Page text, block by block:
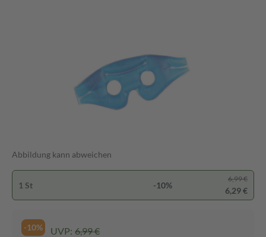
Abbildung kann abweichen
1 St -10%
6,99 €
6,29 €
-10% UVP: 6,99 €